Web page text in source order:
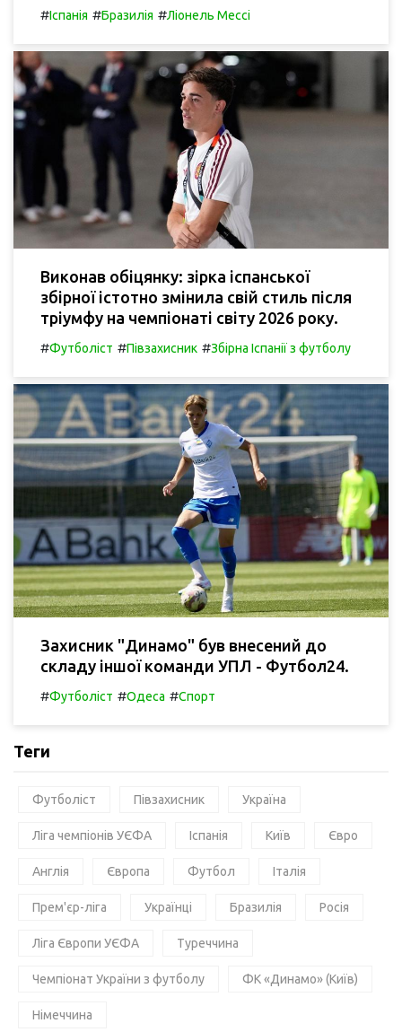
#Іспанія #Бразилія #Ліонель Мессі
Виконав обіцянку: зірка іспанської
збірної істотно змінила свій стиль після
тріумфу на чемпіонаті світу 2026 року.
#Футболіст #Півзахисник #Збірна Іспанії з футболу
Захисник "Динамо" був внесений до
складу іншої команди УПЛ - Футбол24.
#Футболіст #Одеса #Спорт
Теги
Футболіст Півзахисник Україна
Ліга чемпіонів УЄФА Іспанія Київ Євро
Англія Європа Футбол Італія
Прем'єр-ліга Українці Бразилія Росія
Ліга Європи УЄФА Туреччина
Чемпіонат України з футболу ФК «Динамо» (Київ)
Німеччина